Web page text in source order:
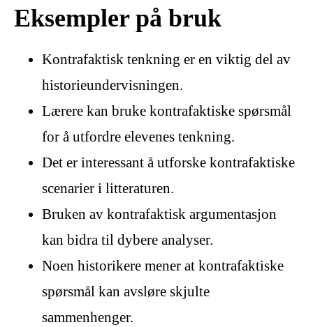
Eksempler på bruk
Kontrafaktisk tenkning er en viktig del av
historieundervisningen.
Lærere kan bruke kontrafaktiske spørsmål
for å utfordre elevenes tenkning.
Det er interessant å utforske kontrafaktiske
scenarier i litteraturen.
Bruken av kontrafaktisk argumentasjon
kan bidra til dybere analyser.
Noen historikere mener at kontrafaktiske
spørsmål kan avsløre skjulte
sammenhenger.